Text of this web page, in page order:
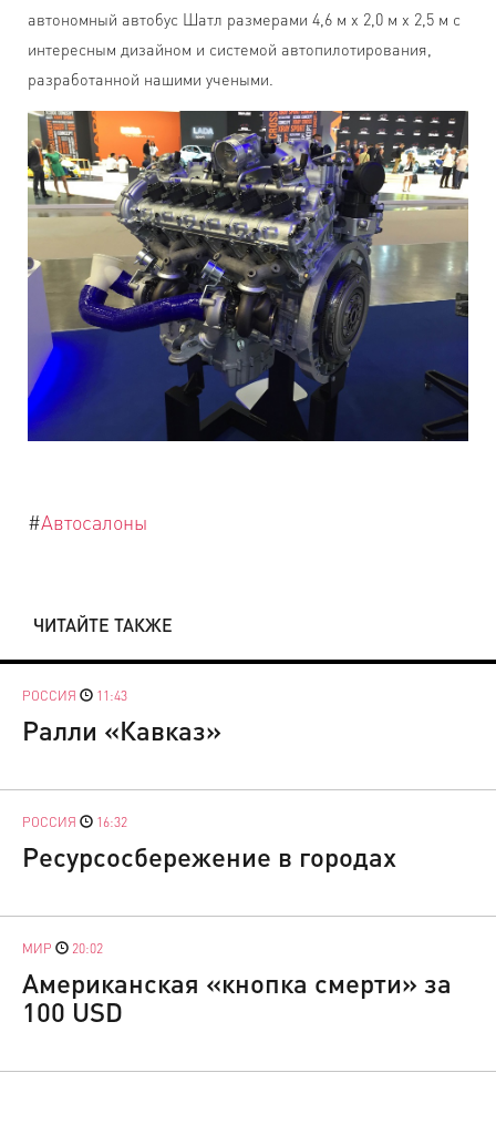
автономный автобус Шатл размерами 4,6 м х 2,0 м х 2,5 м с
интересным дизайном и системой автопилотирования,
разработанной нашими учеными.
#Автосалоны
ЧИТАЙТЕ ТАКЖЕ
РОССИЯ 11:43
Ралли «Кавказ»
РОССИЯ 16:32
Ресурсосбережение в городах
МИР 20:02
Американская «кнопка смерти» за
100 USD